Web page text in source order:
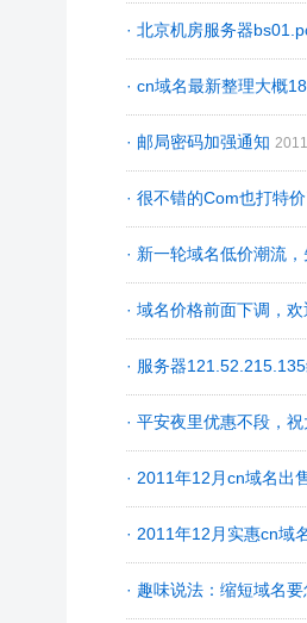
· 北京机房服务器
· cn域名最新整理大概
· 邮局密码加强通知
· 很不错的Com也打特
· 新一轮域名低价潮流
· 域名价格前面下调，
· 服务器
· 平安夜里优惠不段，
· 2011年12月cn域名出
· 2011年12月实惠cn域
· 趣味说法：缩短域名要